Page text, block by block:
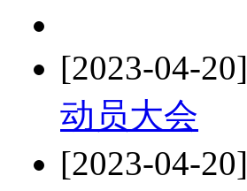
[2023-04-20]
动员大会
[2023-04-20]